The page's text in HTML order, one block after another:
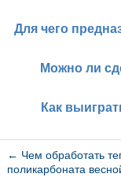
Для чего
Можно ли
Как
← Чем обработать
поликарбоната